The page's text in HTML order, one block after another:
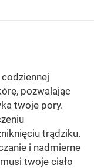
pozwalając
twoje pory.
trądziku.
i nadmierne
twoje ciało